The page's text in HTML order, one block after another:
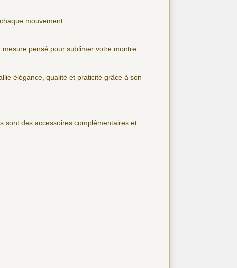
mouvement.
pensé pour sublimer votre montre
élégance, qualité et praticité grâce à son
sont des accessoires complémentaires et